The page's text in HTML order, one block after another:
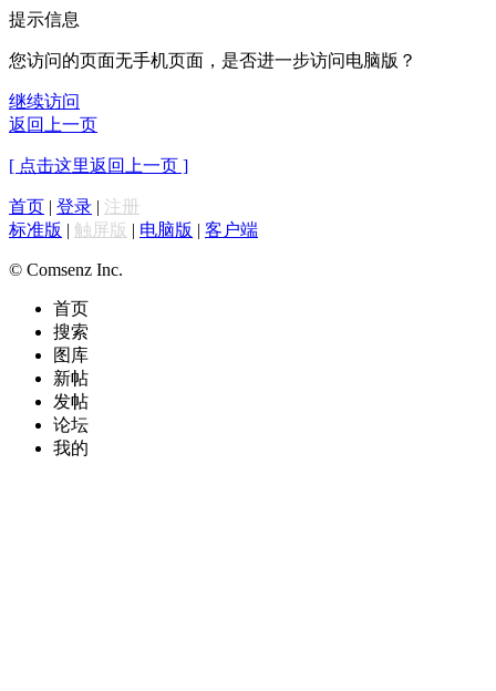
提示信息
您访问的页面无手机页面，是否进一步访问电脑版？
继续访问
返回上一页
[ 点击这里返回上一页 ]
首页 | 登录 | 注册
标准版 | 触屏版 | 电脑版 | 客户端
© Comsenz Inc.
首页
搜索
图库
新帖
发帖
论坛
我的